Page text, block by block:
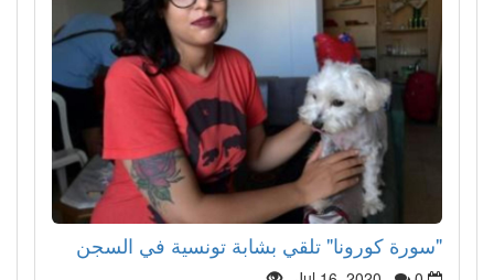
"سورة كورونا" تلقي بشابة تونسية في السجن